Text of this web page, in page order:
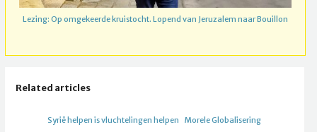
Lezing: Op omgekeerde kruistocht. Lopend van Jeruzalem naar Bouillon
Related articles
Syrië helpen is vluchtelingen helpen Morele Globalisering